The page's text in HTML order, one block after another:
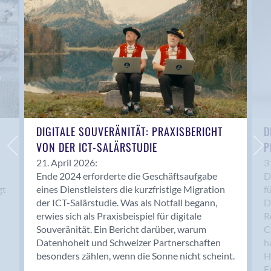
Anwil
Appenzell
Au SG
Baar
Baden
Balsthal
Balzers
Basel
Bassersdorf
Belp
Bendern
Benken (SG)
Bergdietikon
Berlin
Bern
Bern - Liebefeld
DIGITALE SOUVERÄNITÄT: PRAXISBERICHT
VON DER ICT-SALÄRSTUDIE
21. April 2026:
Ende 2024 erforderte die Geschäftsaufgabe
eines Dienstleisters die kurzfristige Migration
der ICT-Salärstudie. Was als Notfall begann,
erwies sich als Praxisbeispiel für digitale
Souveränität. Ein Bericht darüber, warum
Datenhoheit und Schweizer Partnerschaften
besonders zählen, wenn die Sonne nicht scheint.